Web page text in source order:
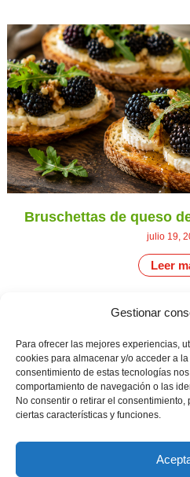
Gestionar
Para ofrecer las mejores experiencias,
cookies para almacenar y/o acceder a
consentimiento de estas tecnologías
comportamiento de navegación o las
No consentir o retirar el
ciertas características y funciones.
Bruschettas de queso
julio 19,
Leer
Productores
de
fresas,
frambuesas,
arándanos
y
desde
Camino de
21800
Huelva
25